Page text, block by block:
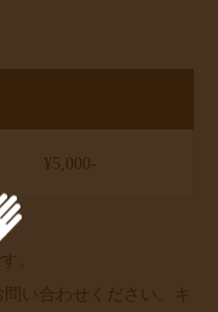
¥5,000-
。
い合わせください。キ